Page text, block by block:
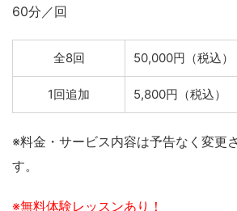
60分／回
全8回 50,000円（税込）
1回追加 5,800円（税込）
※料金・サービス内容は予告なく変更
す。
※無料体験レッスンあり！